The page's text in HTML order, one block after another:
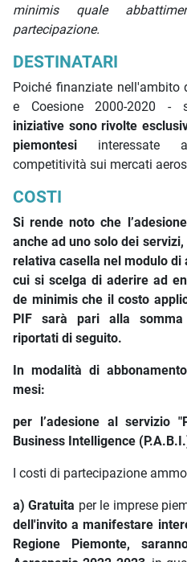
minimis quale
partecipazione.
DESTINATARI
Poiché finanziate nell'ambito
e Coesione 2000-2020 -
iniziative sono rivolte
piemontesi interessate
competitività sui mercati
COSTI
Si rende noto che
anche ad uno solo dei
relativa casella nel modulo di
cui si scelga di aderire ad
de minimis che il costo
PIF sarà pari alla
riportati di seguito.
In modalità di
mesi:
per l’adesione al servizio
Business Intelligence
I costi di partecipazione
a) Gratuita per le imprese
dell'invito a manifestare
Regione Piemonte,